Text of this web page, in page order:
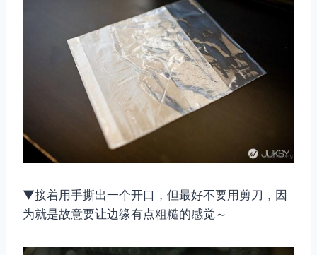
▼接着用手撕出一个开口，但最好不要用剪刀，因
为就是故意要让边缘有点粗糙的感觉～